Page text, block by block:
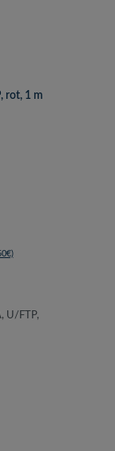
rot, 1 m